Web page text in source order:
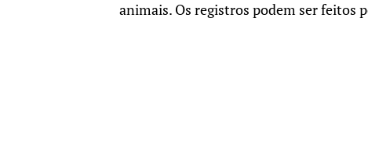
animais. Os registros podem ser feitos